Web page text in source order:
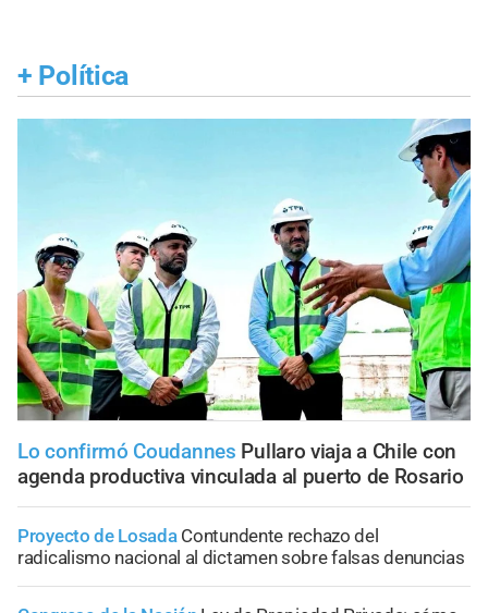
+ Política
Lo confirmó Coudannes Pullaro viaja a Chile con
agenda productiva vinculada al puerto de Rosario
Proyecto de Losada Contundente rechazo del
radicalismo nacional al dictamen sobre falsas denuncias